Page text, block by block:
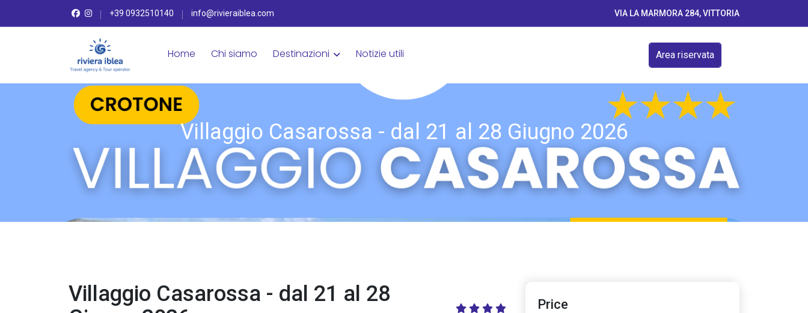
+39 0932510140 info@rivieraiblea.com VIA LA MARMORA 284, VITTORIA
Home Chi siamo Destinazioni Notizie utili Area riservata
Villaggio Casarossa - dal 21 al 28 Giugno 2026
Villaggio Casarossa - dal 21 al 28
Price